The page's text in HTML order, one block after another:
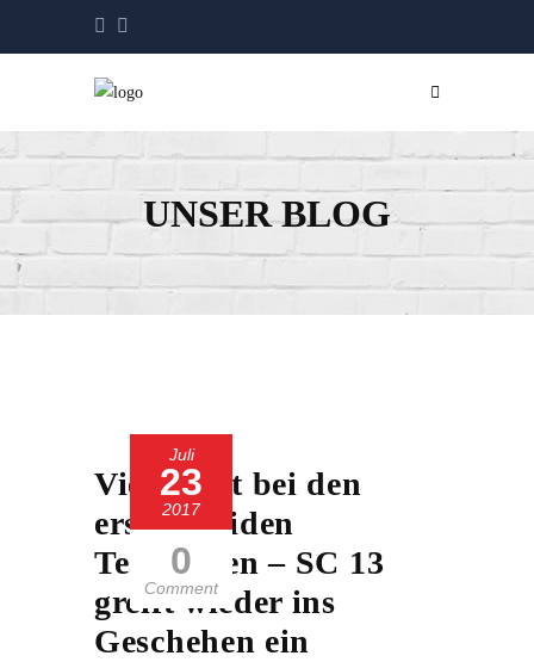
UNSER BLOG
Juli
23
2017
0
Comment
Viel Licht bei den
ersten beiden
Testspielen – SC 13
greift wieder ins
Geschehen ein